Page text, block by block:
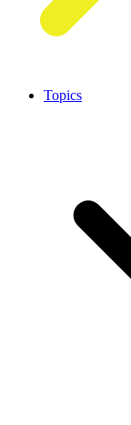
Topics